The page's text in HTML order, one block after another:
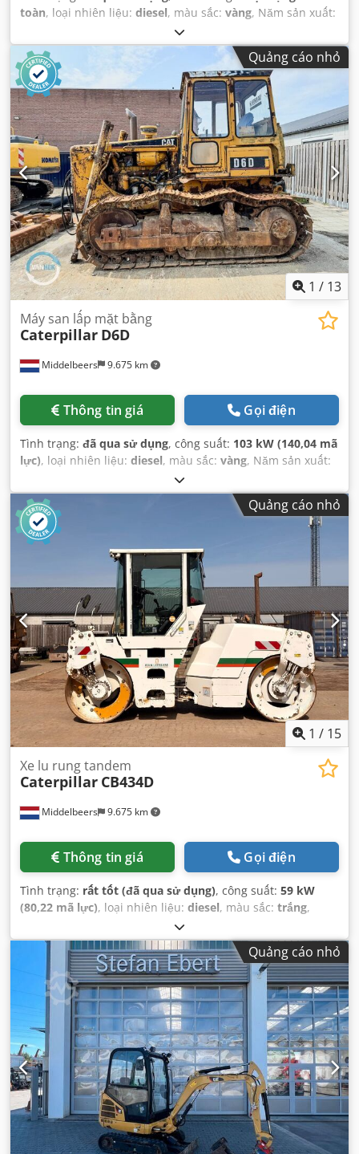
toàn, loại nhiên liệu: diesel, màu sắc: vàng, Năm sản xuất:
CAT00D6GPC6G01049
Quảng cáo nhỏ
1 / 13
Middelbeers 9.675 km
Máy san lấp mặt bằng
Caterpillar D6D
Thông tin giá Gọi điện
Tình trạng: đã qua sử dụng, công suất: 103 kW (140,04 mã
lực), loại nhiên liệu: diesel, màu sắc: vàng, Năm sản xuất:
Quảng cáo nhỏ
1 / 15
Middelbeers 9.675 km
Xe lu rung tandem
Caterpillar CB434D
Thông tin giá Gọi điện
Tình trạng: rất tốt (đã qua sử dụng), công suất: 59 kW
(80,22 mã lực), loại nhiên liệu: diesel, màu sắc: trắng,
, Năm sản xuất:
động:3.310 h,
Quảng cáo nhỏ